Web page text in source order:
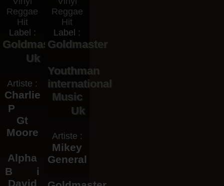
Label :
Goldmaster
Uk
Artiste :
Charlie
P
Gt
Moore
Alpha
B
i
David
Label :
Goldmaster
Youthman
international
Music
Uk
Artiste :
Mikey
General